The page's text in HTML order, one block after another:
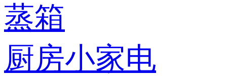
蒸箱
厨房小家电